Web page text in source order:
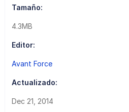
Tamaño:
4.3MB
Editor:
Avant Force
Actualizado:
Dec 21, 2014